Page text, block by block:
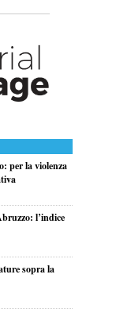
per la violenza
l’indice
sopra la